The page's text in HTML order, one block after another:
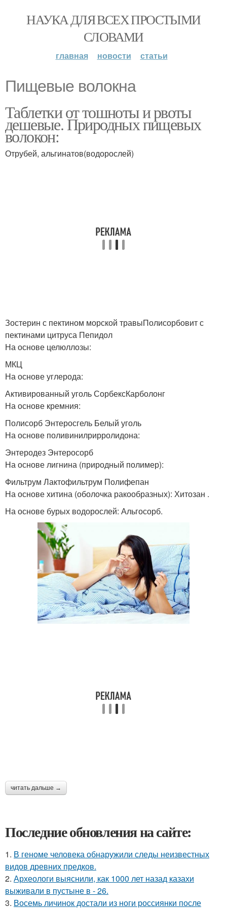
НАУКА ДЛЯ ВСЕХ ПРОСТЫМИ
СЛОВАМИ
главная новости статьи
Пищевые волокна
Таблетки от тошноты и рвоты
дешевые. Природных пищевых
волокон:
Отрубей, альгинатов(водорослей)
Зостерин с пектином морской травыПолисорбовит с
пектинами цитруса Пепидол
На основе целюллозы:
МКЦ
На основе углерода:
Активированный уголь СорбексКарболонг
На основе кремния:
Полисорб Энтеросгель Белый уголь
На основе поливинилрирролидона:
Энтеродез Энтеросорб
На основе лигнина (природный полимер):
Фильтрум Лактофильтрум Полифепан
На основе хитина (оболочка ракообразных): Хитозан .
На основе бурых водорослей: Альгосорб.
читать дальше →
Последние обновления на сайте:
1. В геноме человека обнаружили следы неизвестных
видов древних предков.
2. Археологи выяснили, как 1000 лет назад казахи
выживали в пустыне в - 26.
3. Восемь личинок достали из ноги россиянки после